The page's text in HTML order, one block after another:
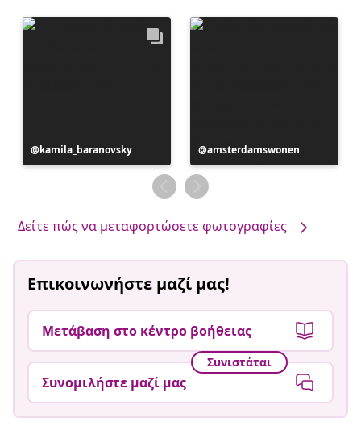
Η
ανάρτηση
kamila_baranovsky
Η
ανάρτηση
δημοσιεύθηκε
από
amsterdamswonen
Δείτε πώς να μεταφορτώσετε φωτογραφίες
Επικοινωνήστε μαζί μας!
Μετάβαση στο κέντρο βοήθειας
Συνιστάται
Συνομιλήστε μαζί μας